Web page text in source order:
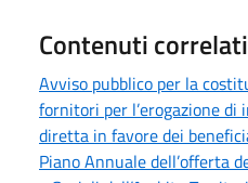
Contenuti correlati
Avviso pubblico per la
fornitori per l’erogazione
diretta in favore dei
Piano Annuale dell’offerta